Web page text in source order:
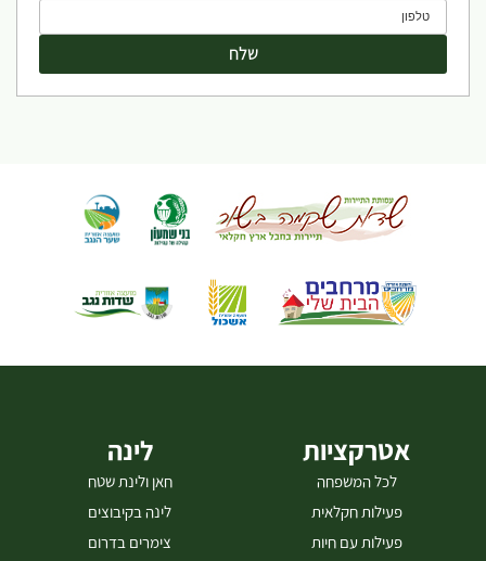
אטרקציות
לכל המשפחה
פעילות חקלאית
פעילות עם חיות
לינה
חאן ולינת שטח
לינה בקיבוצים
צימרים בדרום